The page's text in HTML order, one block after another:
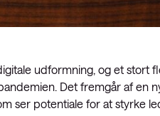
udformning, og et stort
Det fremgår af en
ser potentiale for at styrke